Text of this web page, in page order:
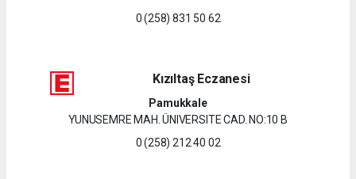
0 (258) 831 50 62
Kızıltaş Eczanesi
Pamukkale
YUNUSEMRE MAH. ÜNIVERSITE CAD. NO:10 B
0 (258) 212 40 02